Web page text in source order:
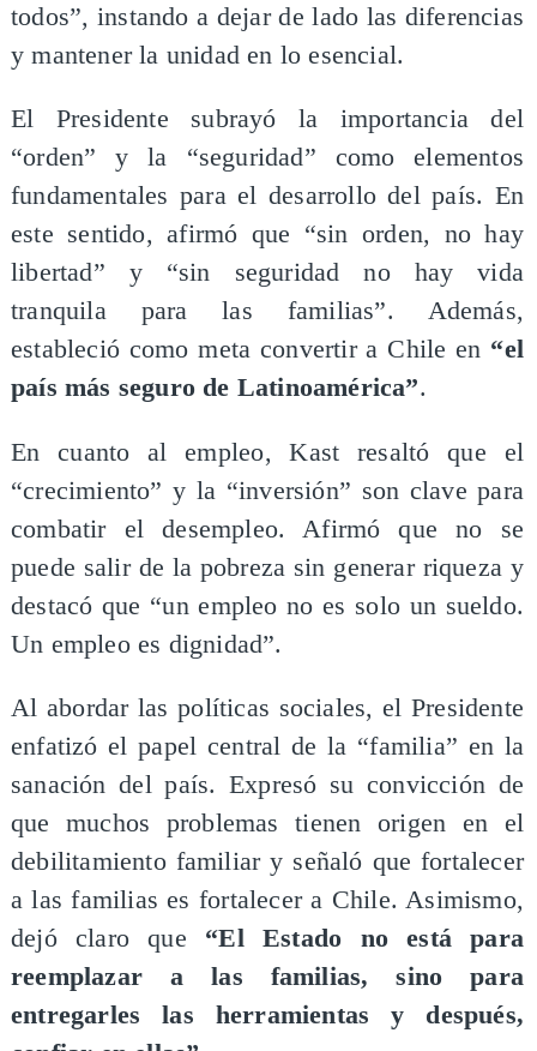
todos”, instando a dejar de lado las diferencias
y mantener la unidad en lo esencial.
El Presidente subrayó la importancia del
“orden” y la “seguridad” como elementos
fundamentales para el desarrollo del país. En
este sentido, afirmó que “sin orden, no hay
libertad” y “sin seguridad no hay vida
tranquila para las familias”. Además,
estableció como meta convertir a Chile en “el
país más seguro de Latinoamérica”.
En cuanto al empleo, Kast resaltó que el
“crecimiento” y la “inversión” son clave para
combatir el desempleo. Afirmó que no se
puede salir de la pobreza sin generar riqueza y
destacó que “un empleo no es solo un sueldo.
Un empleo es dignidad”.
Al abordar las políticas sociales, el Presidente
enfatizó el papel central de la “familia” en la
sanación del país. Expresó su convicción de
que muchos problemas tienen origen en el
debilitamiento familiar y señaló que fortalecer
a las familias es fortalecer a Chile. Asimismo,
dejó claro que “El Estado no está para
reemplazar a las familias, sino para
entregarles las herramientas y después,